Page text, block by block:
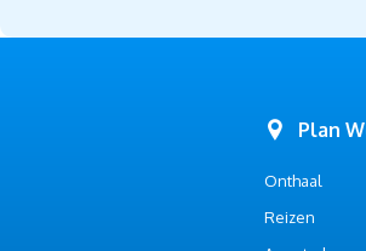
Plan
Onthaal
Reizen